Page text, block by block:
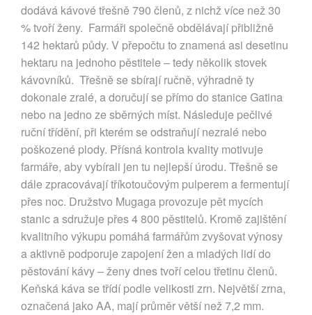
dodává kávové třešně 790 členů, z nichž více než 30
% tvoří ženy. Farmáři společně obdělávají přibližně
142 hektarů půdy. V přepočtu to znamená asi desetinu
hektaru na jednoho pěstitele – tedy několik stovek
kávovníků. Třešně se sbírají ručně, výhradně ty
dokonale zralé, a doručují se přímo do stanice Gatina
nebo na jedno ze sběrných míst. Následuje pečlivé
ruční třídění, při kterém se odstraňují nezralé nebo
poškozené plody. Přísná kontrola kvality motivuje
farmáře, aby vybírali jen tu nejlepší úrodu. Třešně se
dále zpracovávají tříkotoučovým pulperem a fermentují
přes noc. Družstvo Mugaga provozuje pět mycích
stanic a sdružuje přes 4 800 pěstitelů. Kromě zajištění
kvalitního výkupu pomáhá farmářům zvyšovat výnosy
a aktivně podporuje zapojení žen a mladých lidí do
pěstování kávy – ženy dnes tvoří celou třetinu členů.
Keňská káva se třídí podle velikosti zrn. Největší zrna,
označená jako AA, mají průměr větší než 7,2 mm.